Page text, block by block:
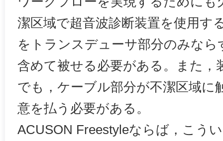
潔区域で超音波診断装置を使用す
をトランスデューサ部分のみな
含めて被せる必要がある。また，
でも，ケーブル部分が不潔区域に
意を払う必要がある。
ACUSON Freestyleならば，こう